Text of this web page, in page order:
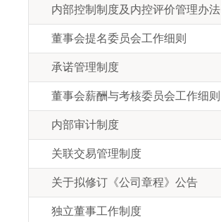
内部控制制度及内控评价管理办法
董事会提名委员会工作细则
承诺管理制度
董事会薪酬与考核委员会工作细则
内部审计制度
关联交易管理制度
关于拟修订《公司章程》公告
独立董事工作制度